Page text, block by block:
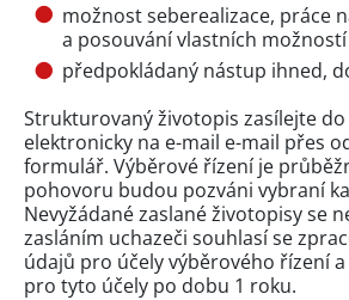
možnost seberealizace, práce
a posouvání vlastních možností
předpokládaný nástup ihned,
Strukturovaný životopis zasílejte do
elektronicky na e-mail e-mail přes
formulář. Výběrové řízení je
pohovoru budou pozváni vybraní
Nevyžádané zaslané životopisy se
zasláním uchazeči souhlasí se
údajů pro účely výběrového řízení
pro tyto účely po dobu 1 roku.